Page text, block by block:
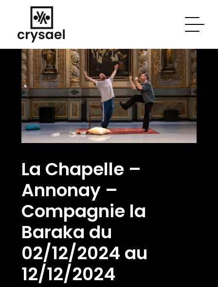
Skip to main content
La Chapelle –
Annonay –
Compagnie la
Baraka du
02/12/2024 au
12/12/2024